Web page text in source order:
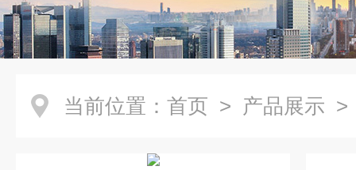
当前位置： 首页 > 产品展示